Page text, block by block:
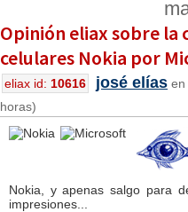
Opinión eliax sobre la
celulares Nokia por
eliax id: 10616 josé elías en
horas)
Nokia, y apenas salgo para
impresiones...